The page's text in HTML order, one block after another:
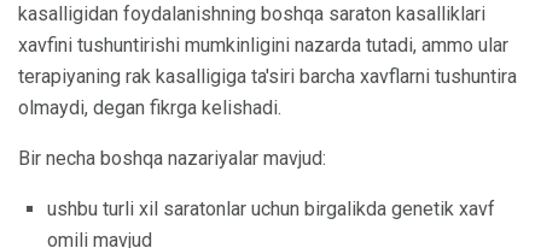
kasalligidan foydalanishning boshqa saraton kasalliklari
xavfini tushuntirishi mumkinligini nazarda tutadi, ammo ular
terapiyaning rak kasalligiga ta'siri barcha xavflarni tushuntira
olmaydi, degan fikrga kelishadi.
Bir necha boshqa nazariyalar mavjud:
ushbu turli xil saratonlar uchun birgalikda genetik xavf
omili mavjud